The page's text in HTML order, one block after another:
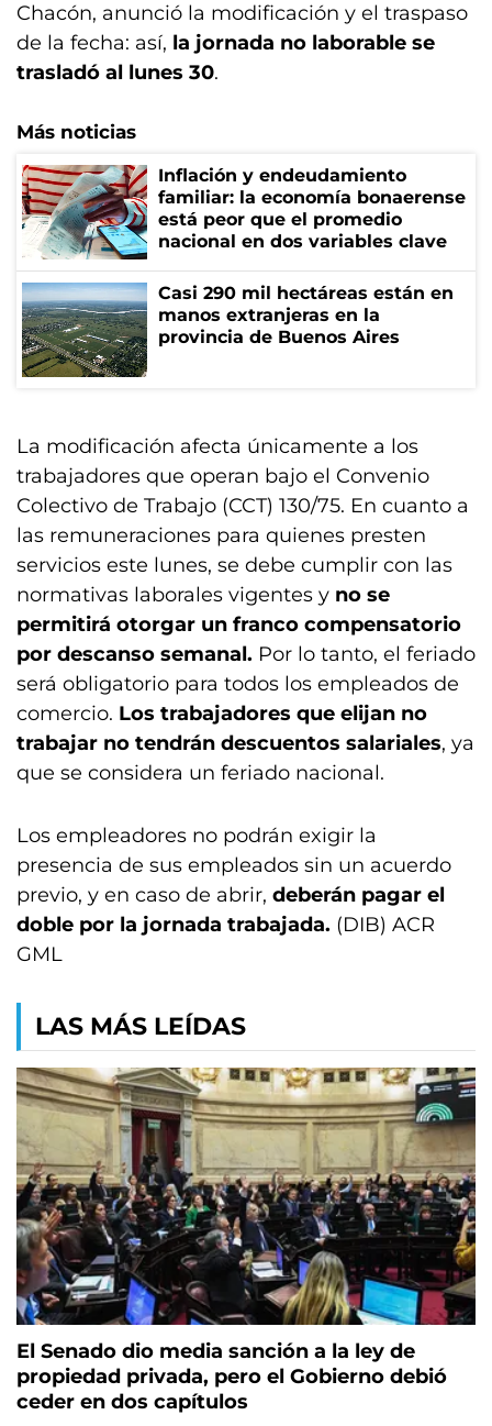
Chacón, anunció la modificación y el traspaso
de la fecha: así, la jornada no laborable se
trasladó al lunes 30.
Más noticias
Inflación y endeudamiento
familiar: la economía bonaerense
está peor que el promedio
nacional en dos variables clave
Casi 290 mil hectáreas están en
manos extranjeras en la
provincia de Buenos Aires
La modificación afecta únicamente a los
trabajadores que operan bajo el Convenio
Colectivo de Trabajo (CCT) 130/75. En cuanto a
las remuneraciones para quienes presten
servicios este lunes, se debe cumplir con las
normativas laborales vigentes y no se
permitirá otorgar un franco compensatorio
por descanso semanal. Por lo tanto, el feriado
será obligatorio para todos los empleados de
comercio. Los trabajadores que elijan no
trabajar no tendrán descuentos salariales, ya
que se considera un feriado nacional.
Los empleadores no podrán exigir la
presencia de sus empleados sin un acuerdo
previo, y en caso de abrir, deberán pagar el
doble por la jornada trabajada. (DIB) ACR
GML
LAS MÁS LEÍDAS
El Senado dio media sanción a la ley de
propiedad privada, pero el Gobierno debió
ceder en dos capítulos